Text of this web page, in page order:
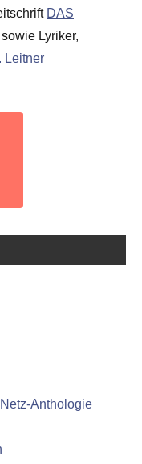
DAS
sowie Lyriker,
Leitner
Anthologie